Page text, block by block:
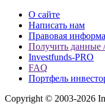
О сайте
Написать нам
Правовая
Получить данные
Investfunds-PRO
FAQ
Портфель
Copyright © 2003-2026